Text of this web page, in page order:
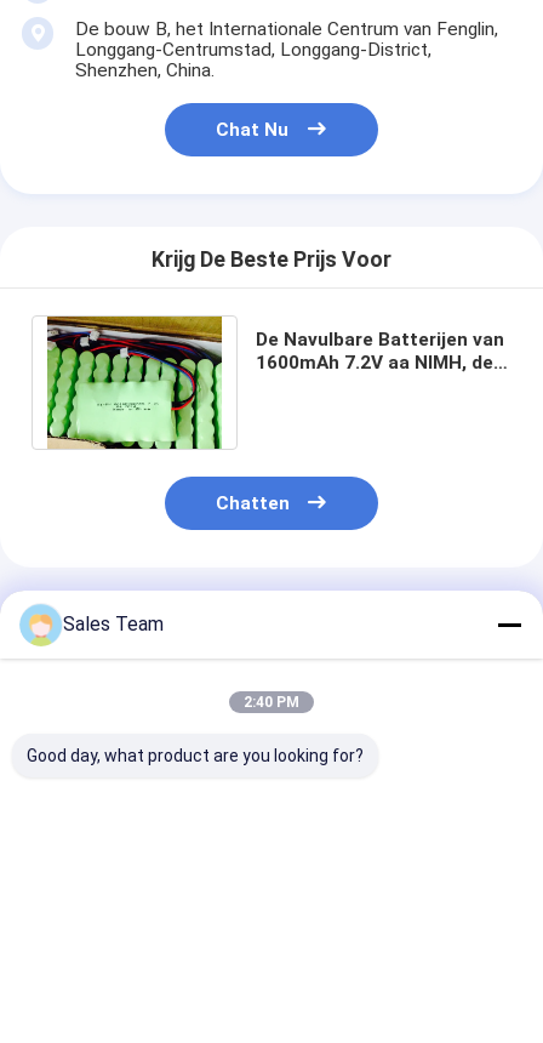
De bouw B, het Internationale Centrum van Fenglin,
Longgang-Centrumstad, Longgang-District,
Shenzhen, China.
Chat Nu
Krijg De Beste Prijs Voor
De Navulbare Batterijen van
1600mAh 7.2V aa NIMH, de
Chatten
Geadviseerde Producten
Sales Team
2:40 PM
Good day, what product are you looking for?